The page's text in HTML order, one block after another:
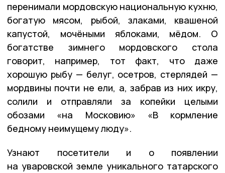
перенимали мордовскую национальную кухню,
богатую мясом, рыбой, злаками, квашеной
капустой, мочёными яблоками, мёдом. О
богатстве зимнего мордовского стола
говорит, например, тот факт, что даже
хорошую рыбу — белуг, осетров, стерлядей —
мордвины почти не ели, а, забрав из них икру,
солили и отправляли за копейки целыми
обозами «на Московию» «В кормление
бедному неимущему люду».
Узнают посетители и о появлении
на уваровской земле уникального татарского